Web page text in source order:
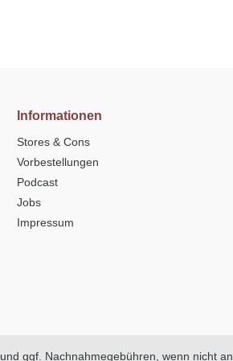
Informationen
Stores & Cons
Vorbestellungen
Podcast
Jobs
Impressum
und ggf. Nachnahmegebühren, wenn nicht